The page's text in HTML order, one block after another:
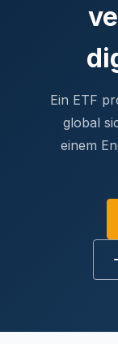
Ein ETF
global
einem